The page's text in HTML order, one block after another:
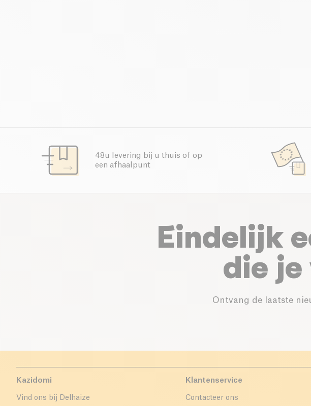
48u levering bij u thuis of op
een afhaalpunt
Eindelijk
die
Ontvang de laatste
Kazidomi
Vind ons bij Delhaize
Klantenservice
Contacteer ons